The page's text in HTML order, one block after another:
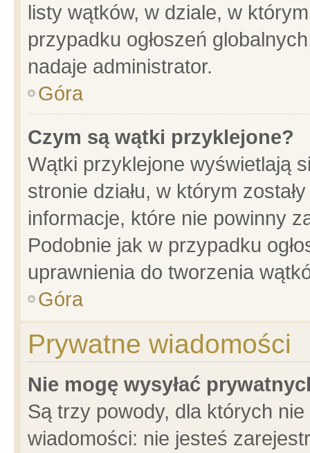
listy wątków, w dziale, w
przypadku ogłoszeń
nadaje administrator.
Góra
Czym są wątki przyklejone?
Wątki przyklejone wyświetlają
stronie działu, w którym
informacje, które nie powinny
Podobnie jak w przypadku
uprawnienia do tworzenia
Góra
Prywatne wiadomości
Nie mogę wysyłać
Są trzy powody, dla których
wiadomości: nie jesteś